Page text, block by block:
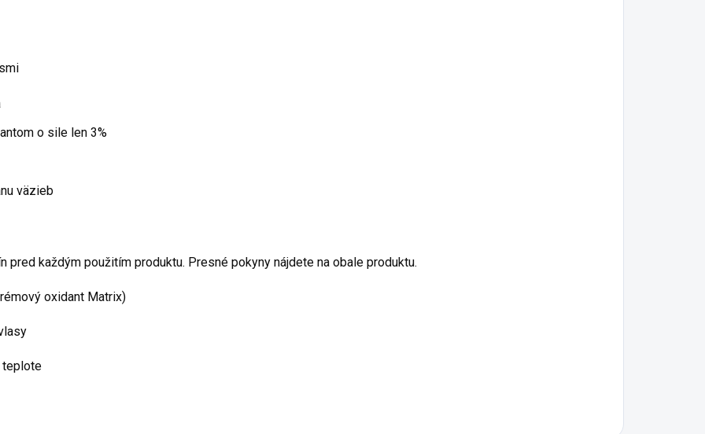
o sile len 3%
väzieb
pred každým použitím produktu. Presné pokyny nájdete na obale produktu.
oxidant Matrix)
teplote